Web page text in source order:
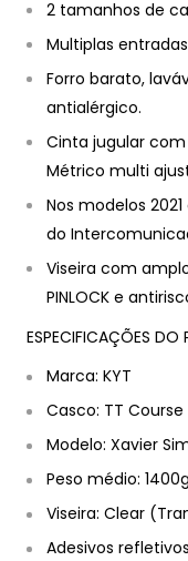
2 tamanhos de
Multiplas
Forro barato,
antialérgico.
Cinta jugular
Métrico multi
Nos modelos
do
Viseira com
PINLOCK e
ESPECIFICAÇÕES DO
Marca: KYT
Casco: TT Course
Modelo: Xavier
Peso médio: 1400g
Viseira: Clear
Adesivos